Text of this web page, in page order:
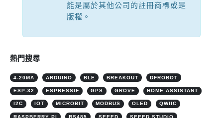
能是屬於其他公司的註冊商標或是
版權。
熱門搜尋
4-20MA ARDUINO BLE BREAKOUT DFROBOT
ESP-32 ESPRESSIF GPS GROVE HOME ASSISTANT
I2C IOT MICROBIT MODBUS OLED QWIIC
RASPBERRY PI RS485 SEEED SEEED STUDIO